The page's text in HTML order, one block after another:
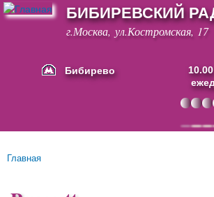
Перейти к
основному
содержанию
БИБИРЕВСКИЙ
г.Москва, ул.Костромская, 17
Бибирево
Основные ссылки
Вы здесь
Главная